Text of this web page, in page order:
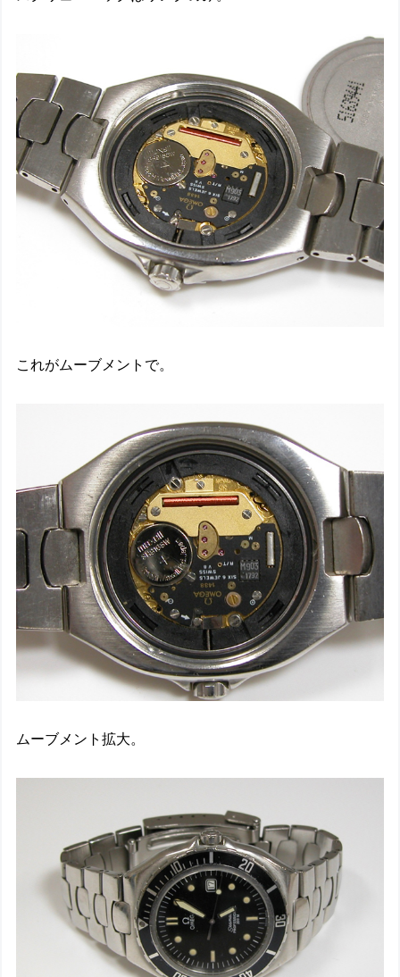
これがムーブメントで。
ムーブメント拡大。